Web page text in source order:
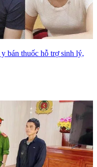
bán thuốc hỗ trợ sinh lý,